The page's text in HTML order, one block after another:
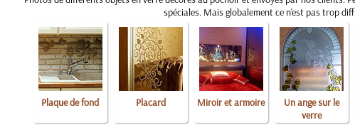
spéciales. Mais globalement ce n'est pas trop
Plaque de fond Placard Miroir et armoire
Un ange sur le
verre